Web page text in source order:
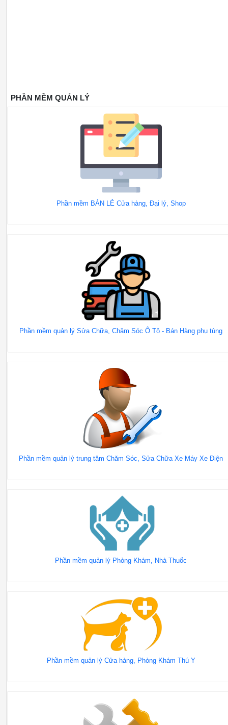
PHẦN MỀM QUẢN LÝ
Phần mềm BÁN LẺ Cửa hàng, Đại lý, Shop
Phần mềm quản lý Sửa Chữa, Chăm Sóc Ô Tô - Bán Hàng phụ tùng
Phần mềm quản lý trung tâm Chăm Sóc, Sửa Chữa Xe Máy Xe Điện
Phần mềm quản lý Phòng Khám, Nhà Thuốc
Phần mềm quản lý Cửa hàng, Phòng Khám Thú Y